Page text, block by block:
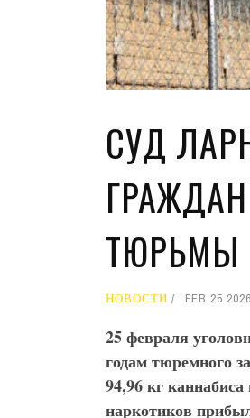
СУД
ТЮРЬМЫ
НОВОСТИ FEB 25 2026
25 февраля
годам тюремного
94,96 кг
наркотиков